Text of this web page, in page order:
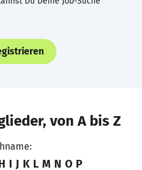
von A bis Z
I J K L M N O P